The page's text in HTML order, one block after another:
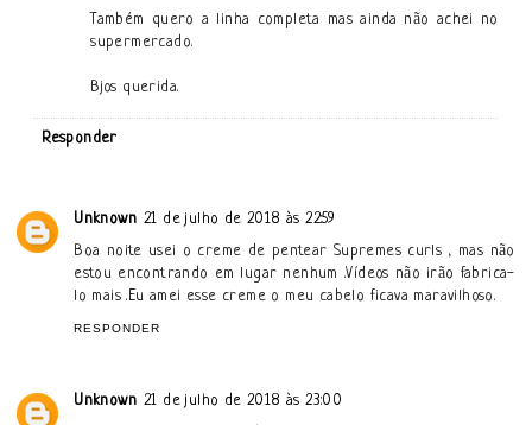
Também quero a linha completa mas ainda não achei no
supermercado.
Bjos querida.
Responder
Unknown 21 de julho de 2018 às 22:59
Boa noite usei o creme de pentear Supremes curls , mas não
estou encontrando em lugar nenhum .Vídeos não irão fabrica-
lo mais .Eu amei esse creme o meu cabelo ficava maravilhoso.
RESPONDER
Unknown 21 de julho de 2018 às 23:00